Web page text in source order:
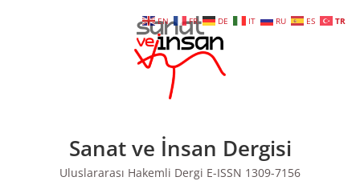
Sanat ve İnsan Dergisi
Uluslararası Hakemli Dergi E-ISSN 1309-7156
EN FR DE IT RU ES TR